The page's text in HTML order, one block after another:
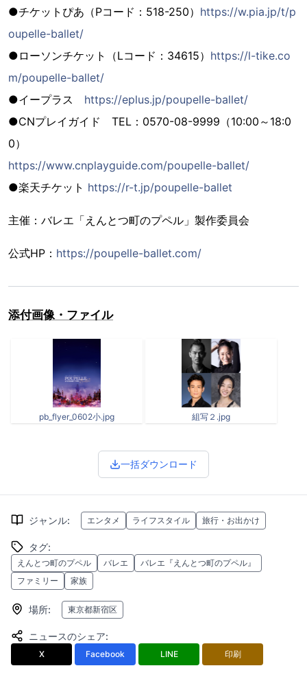
●チケットぴあ（Pコード：518-250） https://w.pia.jp/t/p
oupelle-ballet/
●ローソンチケット（Lコード：34615） https://l-tike.co
m/poupelle-ballet/
●イープラス https://eplus.jp/poupelle-ballet/
●CNプレイガイド TEL：0570-08-9999（10:00～18:0
0）
https://www.cnplayguide.com/poupelle-ballet/
●楽天チケット https://r-t.jp/poupelle-ballet
主催：バレエ「えんとつ町のプペル」製作委員会
公式HP： https://poupelle-ballet.com/
添付画像・ファイル
pb_flyer_0602小.jpg 組写２.jpg
一括ダウンロード
ジャンル: エンタメ ライフスタイル 旅行・お出かけ
タグ:
えんとつ町のプペル バレエ
バレエ『えんとつ町のプペル』
ファミリー
家族
場所: 東京都新宿区
ニュースのシェア:
X Facebook LINE 印刷